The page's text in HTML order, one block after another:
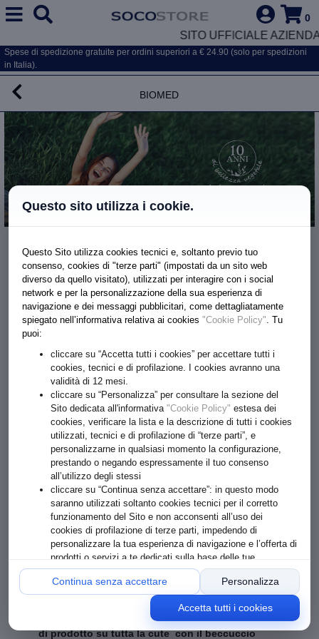
0
SITO UFFICIALE
Spese di spedizione gratuite per ordini superiori a € 24.90 (solo per spedizioni
in Italia).
Biomed
Pretiosum
€ 21.50
Prodotto momentaneamente non disponibile.
PRETIOSUM ACQUA GEL DETOX
Detossinante equilibrante cuoio capelluto con mix di Acque
costituzionali biologiche.
Acqua gel detossinante con mix di
di : Limone, Arancio, Ortica, Melograno
Estratto naturale di Aloe ed
Alga Spirulina.E’ un prodotto pre-shampoo che purifica il cuoio
capelluto normalizzando lo strato corneo dell’epidermide senza
aggredire la barriera idro-lipidica e svolge azione lenitiva sulle cuti
più sensibili. E' il prodotto preparatorio che esalta la funzione dei
detergenti e dei trattamenti. Da utilizzare sempre prima di qualsiasi
trattamento o prima della detersione.
Modo d'uso Ingredienti
Prima di effettuare lo shampoo distribuire 10 ml
di prodotto su tutta la cute con il beccuccio
Questo sito utilizza i cookie.
Questo Sito utilizza cookies tecnici e, soltanto previo tuo
consenso, cookies di "terze parti" (impostati da un sito web
diverso da quello visitato), utilizzati per interagire con i social
network e per la personalizzazione della sua esperienza di
navigazione e dei messaggi pubblicitari, come dettagliatamente
spiegato nell’informativa relativa ai cookies "Cookie Policy". Tu
puoi:
cliccare su “Accetta tutti i cookies” per accettare tutti i
cookies, tecnici e di profilazione. I cookies avranno una
validità di 12 mesi.
cliccare su “Personalizza” per consultare la sezione del
Sito dedicata all'informativa "Cookie Policy" estesa dei
cookies, verificare la lista e la descrizione di tutti i cookies
utilizzati, tecnici e di profilazione di “terze parti”, e
personalizzarne in qualsiasi momento la configurazione,
prestando o negando espressamente il tuo consenso
all’utilizzo degli stessi
cliccare su “Continua senza accettare”: in questo modo
saranno utilizzati soltanto cookies tecnici per il corretto
funzionamento del Sito e non acconsenti all’uso dei
cookies di profilazione di terze parti, impedendo di
personalizzare la tua esperienza di navigazione e l’offerta di
prodotti o servizi a te dedicati sulla base delle tue
preferenze o comportamenti online
Continua senza accettare Personalizza
Accetta tutti i cookies